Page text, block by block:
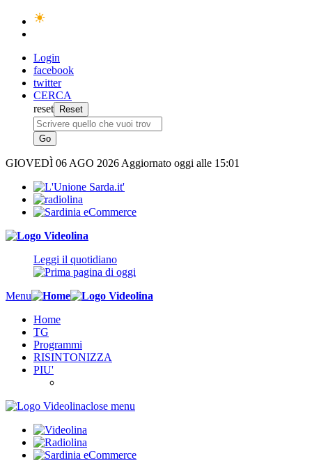
Login
facebook
twitter
CERCA
reset
GIOVEDÌ 06 AGO 2026 Aggiornato oggi alle 15:01
Leggi il quotidiano
Menu
Home
TG
Programmi
RISINTONIZZA
PIU'
close menu